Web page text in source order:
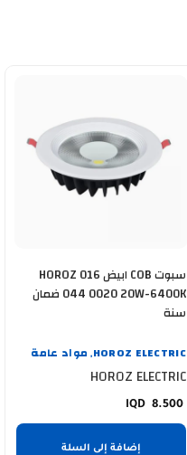
سبوت COB ابيض HOROZ 016
044 0020 20W-6400K ضمان
سنة
HOROZ ELECTRIC
, مواد عامة
HOROZ ELECTRIC
8.500
إضافة إلى السلة